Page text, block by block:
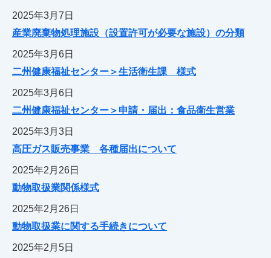
2025年3月7日
産業廃棄物処理施設（設置許可が必要な施設）の分類
2025年3月6日
二州健康福祉センター＞生活衛生課 様式
2025年3月6日
二州健康福祉センター＞申請・届出：食品衛生営業
2025年3月3日
高圧ガス販売事業 各種届出について
2025年2月26日
動物取扱業関係様式
2025年2月26日
動物取扱業に関する手続きについて
2025年2月5日